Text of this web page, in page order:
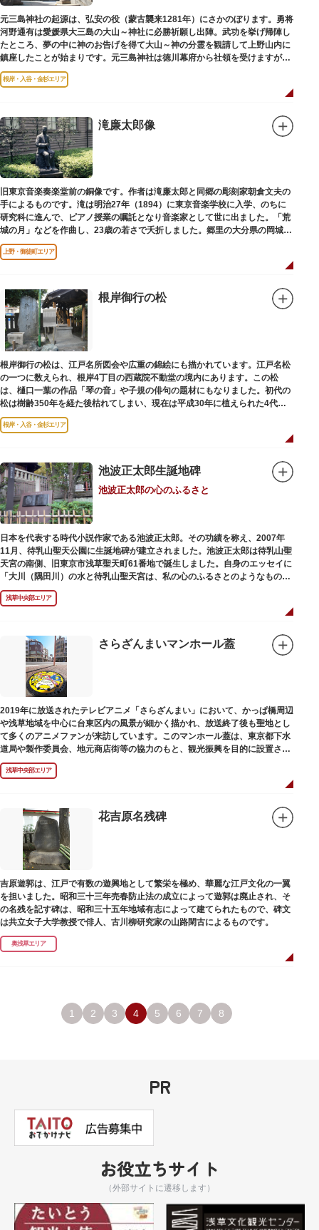
元三島神社の起源は、弘安の役（蒙古襲来1281年）にさかのぼります。勇将
河野通有は愛媛県大三島の大山～神社に必勝祈願し出陣。武功を挙げ帰陣し
たところ、夢の中に神のお告げを得て大山～神の分霊を観請して上野山内に
鎮座したことが始まりです。元三島神社は徳川幕府から社領を受けますが、
御用地となったために上野から浅草へ移転し、現在の地に至ります。
根岸・入谷・金杉エリア
滝廉太郎像
旧東京音楽奏楽堂前の銅像です。作者は滝廉太郎と同郷の彫刻家朝倉文夫の
手によるものです。滝は明治27年（1894）に東京音楽学校に入学、のちに
研究科に進んで、ピアノ授業の嘱託となり音楽家として世に出ました。「荒
城の月」などを作曲し、23歳の若さで夭折しました。郷里の大分県の岡城趾
にも同じ像が置かれています。
上野・御徒町エリア
根岸御行の松
根岸御行の松は、江戸名所図会や広重の錦絵にも描かれています。江戸名松
の一つに数えられ、根岸4丁目の西蔵院不動堂の境内にあります。この松
は、樋口一葉の作品「琴の音」や子規の俳句の題材にもなりました。初代の
松は樹齢350年を経た後枯れてしまい、現在は平成30年に植えられた4代目
の松になります。
根岸・入谷・金杉エリア
池波正太郎生誕地碑
池波正太郎の心のふるさと
日本を代表する時代小説作家である池波正太郎。その功績を称え、2007年
11月、待乳山聖天公園に生誕地碑が建立されました。池波正太郎は待乳山聖
天宮の南側、旧東京市浅草聖天町61番地で誕生しました。自身のエッセイに
「大川（隅田川）の水と待乳山聖天宮は、私の心のふるさとのようなもの
だ」（『東京の情景「大川と待乳山聖天宮」』より）と記しており、小説の
舞台にも待乳山や近くの今戸、橋場などをたびたび登場させています。
浅草中央部エリア
さらざんまいマンホール蓋
2019年に放送されたテレビアニメ「さらざんまい」において、かっぱ橋周辺
や浅草地域を中心に台東区内の風景が細かく描かれ、放送終了後も聖地とし
て多くのアニメファンが来訪しています。このマンホール蓋は、東京都下水
道局や製作委員会、地元商店街等の協力のもと、観光振興を目的に設置され
ました。
描かれているのは、主人公である矢逆一稀、久慈悠、陣内燕太の3人が、か
っぱ橋に封印されていた謎のカッパ型生命体“ケッピ”によって河童の姿に変
設置年月日：令和3年4月13日
浅草中央部エリア
花吉原名残碑
吉原遊郭は、江戸で有数の遊興地として繁栄を極め、華麗な江戸文化の一翼
を担いました。昭和三十三年売春防止法の成立によって遊郭は廃止され、そ
の名残を記す碑は、昭和三十五年地域有志によって建てられたもので、碑文
は共立女子大学教授で俳人、古川柳研究家の山路閑古によるものです。
奥浅草エリア
1 2 3 4 5 6 7 8
PR
お役立ちサイト
（外部サイトに遷移します）